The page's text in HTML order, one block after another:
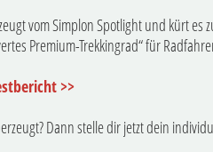
vom Simplon Spotlight und kürt
Premium-Trekkingrad“ für
>>
Dann stelle dir jetzt dein